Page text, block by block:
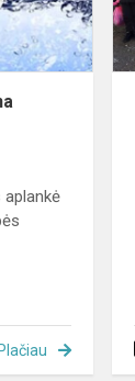
aplankė
Plačiau